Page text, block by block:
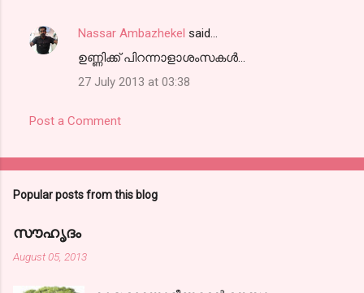
Nassar Ambazhekel said…
ഉണ്ണിക്ക് പിറന്നാളാശംസകൾ...
27 July 2013 at 03:38
Post a Comment
Popular posts from this blog
സൗഹൃദം
August 05, 2013